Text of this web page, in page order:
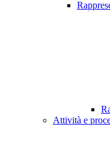
Attività e